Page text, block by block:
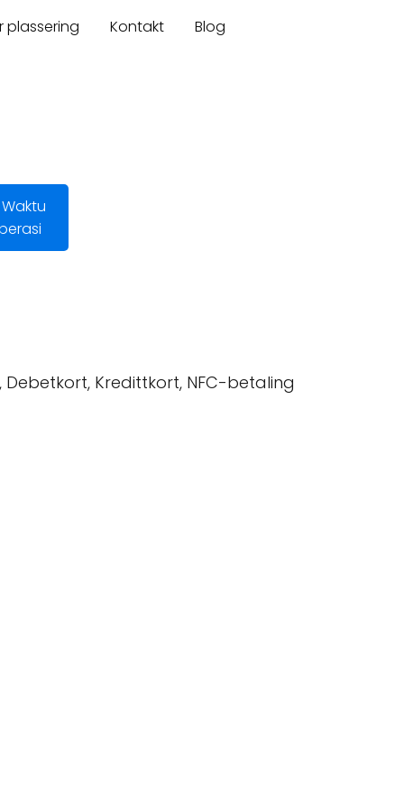
plassering Kontakt Blog
Kredittkort, NFC-betaling